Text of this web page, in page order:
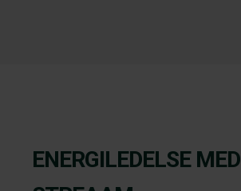
ENERGILEDELSE MED